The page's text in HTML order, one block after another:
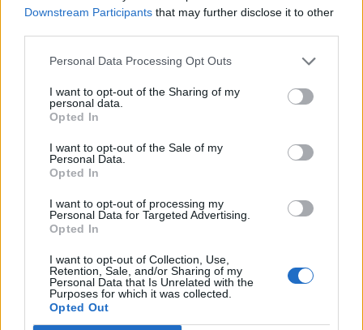
Downstream Participants that may further disclose it to other
Personal Data Processing Opt Outs
I want to opt-out of the Sharing of my
personal data.
Opted In
I want to opt-out of the Sale of my
Personal Data.
Opted In
I want to opt-out of processing my
Personal Data for Targeted Advertising.
Opted In
I want to opt-out of Collection, Use,
Retention, Sale, and/or Sharing of my
Personal Data that Is Unrelated with the
Purposes for which it was collected.
Opted Out
Feliratkozom a hírlevélre és elfogadom azadatvédelmi
FELIRATKOZÁS
LEGFRISSEBB
Helyi
másodfokúra csökken a riasztás
Pest megye
Fából épül Budakeszi új óvodája